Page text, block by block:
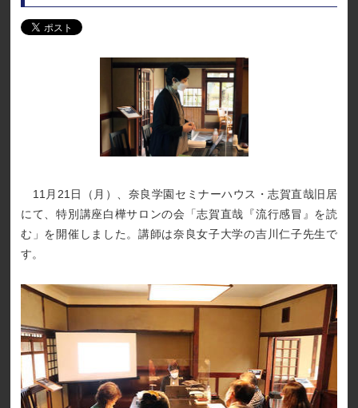
11月21日（月）、奈良学園セミナーハウス・志賀直哉旧居
にて、特別講座白樺サロンの会「志賀直哉『流行感冒』を読
む」を開催しました。講師は奈良女子大学の吉川仁子先生で
す。